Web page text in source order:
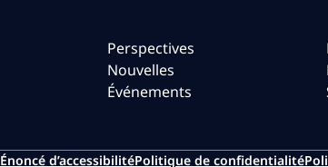
Perspectives
Nouvelles
Événements
Énoncé d’accessibilitéPolitique de confidentialité